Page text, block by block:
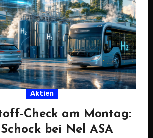
Aktien
Check am Montag:
bei Nel ASA